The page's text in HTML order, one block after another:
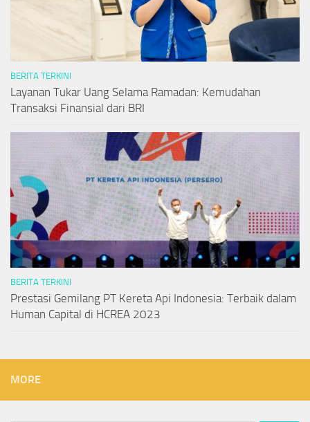
BERITA TERKINI
Layanan Tukar Uang Selama Ramadan: Kemudahan
Transaksi Finansial dari BRI
BERITA TERKINI
Prestasi Gemilang PT Kereta Api Indonesia: Terbaik dalam
Human Capital di HCREA 2023
MORE